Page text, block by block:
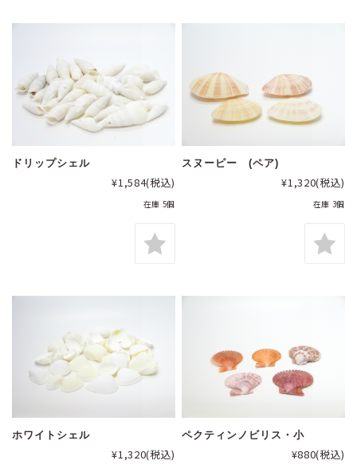
ドリップシェル
¥1,584(税込)
在庫 5個
スヌーピー (ペア)
¥1,320(税込)
在庫 3個
ホワイトシェル
¥1,320(税込)
ペクティンノビリス・小
¥880(税込)